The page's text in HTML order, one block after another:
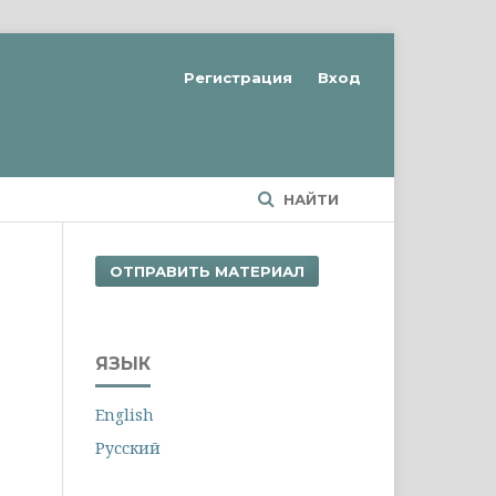
НАЙТИ
Регистрация Вход
ОТПРАВИТЬ МАТЕРИАЛ
ЯЗЫК
English
Русский